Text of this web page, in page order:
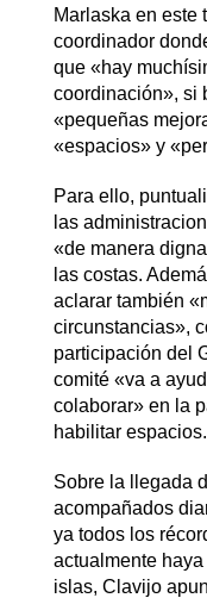
Marlaska en este
coordinador
que «hay
coordinación», si
«pequeñas
«espacios» y
Para ello,
las
«de manera
las costas.
aclarar también
circunstancias»,
participación del
comité «va a
colaborar» en la
habilitar espacios.
Sobre la llegada
acompañados
ya todos los
actualmente
islas, Clavijo